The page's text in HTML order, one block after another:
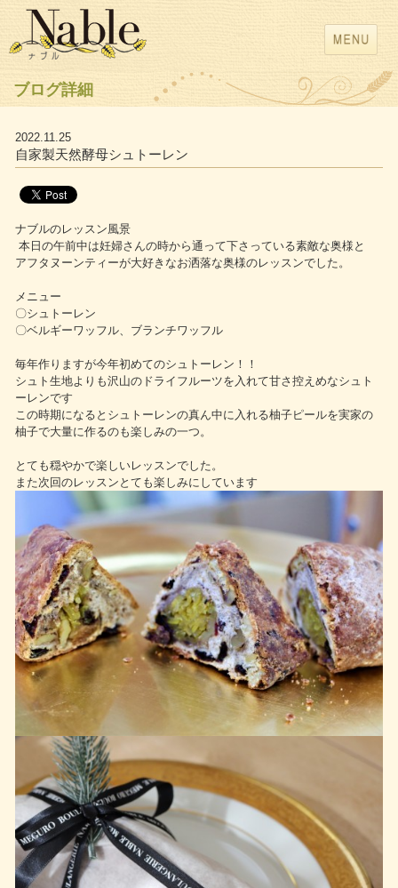
ブログ詳細
2022.11.25
自家製天然酵母シュトーレン
ナブルのレッスン風景
本日の午前中は妊婦さんの時から通って下さっている素敵な奥様と
アフタヌーンティーが大好きなお洒落な奥様のレッスンでした。
メニュー
〇シュトーレン
〇ベルギーワッフル、ブランチワッフル
毎年作りますが今年初めてのシュトーレン！！
シュト生地よりも沢山のドライフルーツを入れて甘さ控えめなシュト
ーレンです
この時期になるとシュトーレンの真ん中に入れる柚子ピールを実家の
柚子で大量に作るのも楽しみの一つ。
とても穏やかで楽しいレッスンでした。
また次回のレッスンとても楽しみにしています